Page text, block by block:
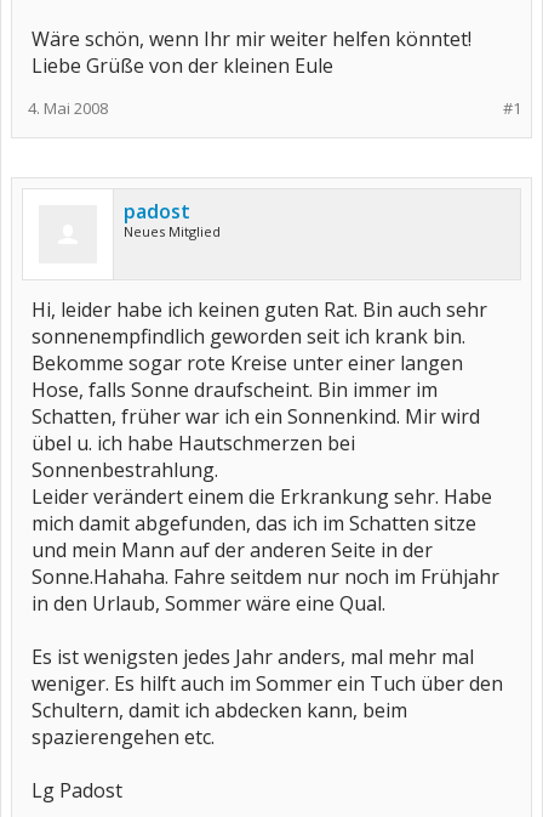
Wäre schön, wenn Ihr mir weiter helfen könntet!
Liebe Grüße von der kleinen Eule
#1
4. Mai 2008
padost
Neues Mitglied
Hi, leider habe ich keinen guten Rat. Bin auch sehr
sonnenempfindlich geworden seit ich krank bin.
Bekomme sogar rote Kreise unter einer langen
Hose, falls Sonne draufscheint. Bin immer im
Schatten, früher war ich ein Sonnenkind. Mir wird
übel u. ich habe Hautschmerzen bei
Sonnenbestrahlung.
Leider verändert einem die Erkrankung sehr. Habe
mich damit abgefunden, das ich im Schatten sitze
und mein Mann auf der anderen Seite in der
Sonne.Hahaha. Fahre seitdem nur noch im Frühjahr
in den Urlaub, Sommer wäre eine Qual.
Es ist wenigsten jedes Jahr anders, mal mehr mal
weniger. Es hilft auch im Sommer ein Tuch über den
Schultern, damit ich abdecken kann, beim
spazierengehen etc.
Lg Padost